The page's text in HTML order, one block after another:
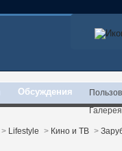
Обсуждения
Галерея
> Lifestyle > Кино и ТВ >